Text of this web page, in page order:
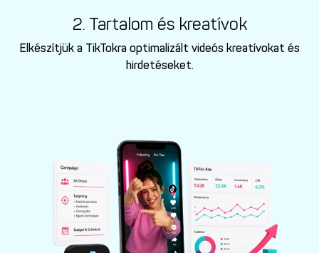
2. Tartalom és kreatívok
Elkészítjük a TikTokra optimalizált videós kreatívokat és
hirdetéseket.